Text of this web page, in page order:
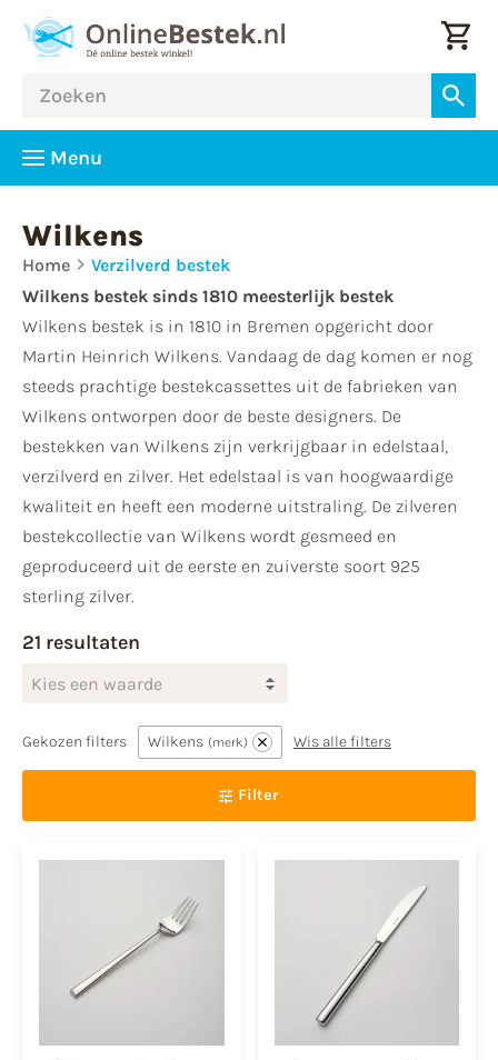
Menu
Wilkens
Home
Verzilverd bestek
Wilkens bestek sinds 1810 meesterlijk bestek
Wilkens bestek is in 1810 in Bremen opgericht door
Martin Heinrich Wilkens. Vandaag de dag komen er nog
steeds prachtige bestekcassettes uit de fabrieken van
Wilkens ontworpen door de beste designers. De
bestekken van Wilkens zijn verkrijgbaar in edelstaal,
verzilverd en zilver. Het edelstaal is van hoogwaardige
kwaliteit en heeft een moderne uitstraling. De zilveren
bestekcollectie van Wilkens wordt gesmeed en
geproduceerd uit de eerste en zuiverste soort 925
sterling zilver.
21 resultaten
Kies een waarde
Gekozen filters Wilkens merk Wis alle filters
Filter